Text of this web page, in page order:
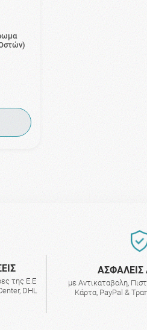
της Ε.Ε
DHL
AΣΦΑΛΕΙΣ
με Αντικαταβολη,
Κάρτα, PayPal &